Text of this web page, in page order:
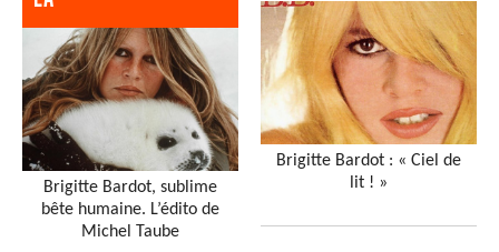
Brigitte Bardot, sublime
bête humaine. L’édito de
Michel Taube
Brigitte Bardot : « Ciel de
lit ! »